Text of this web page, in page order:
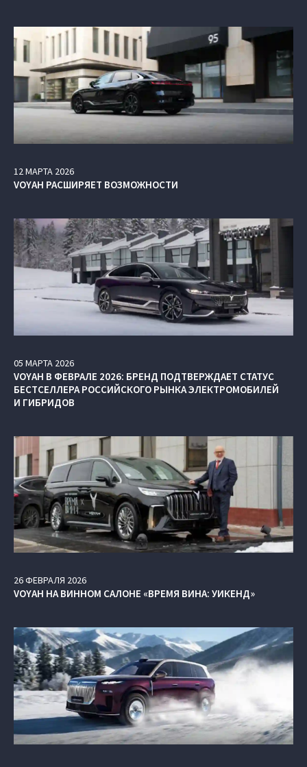
12МАРТА 2026
VOYAH РАСШИРЯЕТ ВОЗМОЖНОСТИ
05 МАРТА 2026
VOYAH В ФЕВРАЛЕ 2026: БРЕНД ПОДТВЕРЖДАЕТ СТАТУС
БЕСТСЕЛЛЕРА РОССИЙСКОГО РЫНКА ЭЛЕКТРОМОБИЛЕЙ
И ГИБРИДОВ
26ФЕВРАЛЯ 2026
VOYAH НА ВИННОМ САЛОНЕ «ВРЕМЯ ВИНА: УИКЕНД»